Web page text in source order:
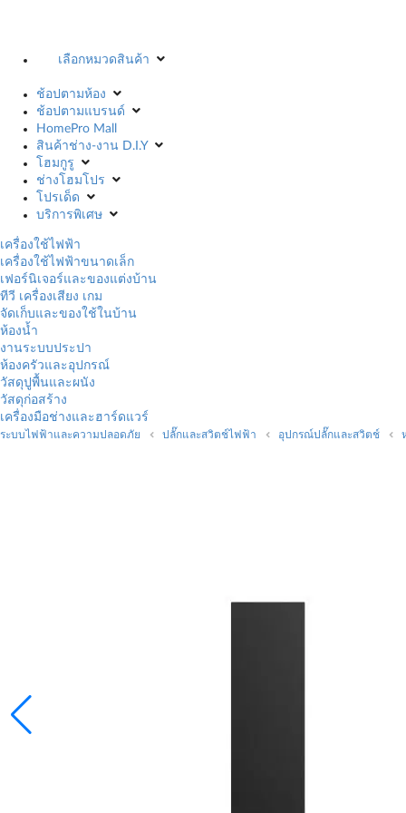
เลือกหมวดสินค้า
ช้อปตามห้อง
ช้อปตามแบรนด์
HomePro Mall
สินค้าช่าง-งาน D.I.Y
โฮมกูรู
ช่างโฮมโปร
โปรเด็ด
บริการพิเศษ
เครื่องใช้ไฟฟ้า
เครื่องใช้ไฟฟ้าขนาดเล็ก
เฟอร์นิเจอร์และของแต่งบ้าน
ทีวี เครื่องเสียง เกม
จัดเก็บและของใช้ในบ้าน
ห้องน้ำ
งานระบบประปา
ห้องครัวและอุปกรณ์
วัสดุปูพื้นและผนัง
วัสดุก่อสร้าง
เครื่องมือช่างและฮาร์ดแวร์
ระบบไฟฟ้าและความปลอดภัย ปลั๊กและสวิตช์ไฟฟ้า อุปกรณ์ปลั๊กและสวิตช์